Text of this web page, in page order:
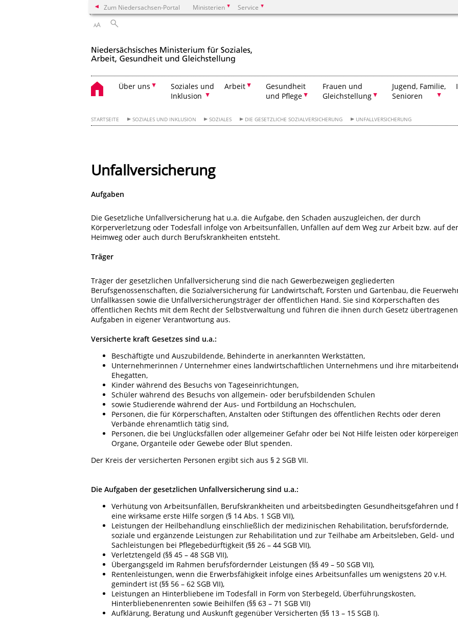
Zum Niedersachsen-Portal Ministerien Service
AA
Über uns
Soziales und
Inklusion
Arbeit
Gesundheit
und Pflege
Frauen und
Gleichstellung
Jugend, Familie,
Senioren
STARTSEITE SOZIALES UND INKLUSION SOZIALES DIE GESETZLICHE SOZIALVERSICHERUNG UNFALLVERSICHERUNG
Unfallversicherung
Aufgaben
Die Gesetzliche Unfallversicherung hat u.a. die Aufgabe, den Schaden auszugleichen, der durch
Körperverletzung oder Todesfall infolge von Arbeitsunfällen, Unfällen auf dem Weg zur Arbeit bzw. auf
Heimweg oder auch durch Berufskrankheiten entsteht.
Träger
Träger der gesetzlichen Unfallversicherung sind die nach Gewerbezweigen gegliederten
Berufsgenossenschaften, die Sozialversicherung für Landwirtschaft, Forsten und Gartenbau, die
Unfallkassen sowie die Unfallversicherungsträger der öffentlichen Hand. Sie sind Körperschaften des
öffentlichen Rechts mit dem Recht der Selbstverwaltung und führen die ihnen durch Gesetz übertragenen
Aufgaben in eigener Verantwortung aus.
Versicherte kraft Gesetzes sind u.a.:
Beschäftigte und Auszubildende, Behinderte in anerkannten Werkstätten,
Unternehmerinnen / Unternehmer eines landwirtschaftlichen Unternehmens und ihre
Ehegatten,
Kinder während des Besuchs von Tageseinrichtungen,
Schüler während des Besuchs von allgemein- oder berufsbildenden Schulen
sowie Studierende während der Aus- und Fortbildung an Hochschulen,
Personen, die für Körperschaften, Anstalten oder Stiftungen des öffentlichen Rechts oder deren
Verbände ehrenamtlich tätig sind,
Personen, die bei Unglücksfällen oder allgemeiner Gefahr oder bei Not Hilfe leisten oder
Organe, Organteile oder Gewebe oder Blut spenden.
Der Kreis der versicherten Personen ergibt sich aus § 2 SGB VII.
Die Aufgaben der gesetzlichen Unfallversicherung sind u.a.:
Verhütung von Arbeitsunfällen, Berufskrankheiten und arbeitsbedingten Gesundheitsgefahren und
eine wirksame erste Hilfe sorgen (§ 14 Abs. 1 SGB VII),
Leistungen der Heilbehandlung einschließlich der medizinischen Rehabilitation, berufsfördernde,
soziale und ergänzende Leistungen zur Rehabilitation und zur Teilhabe am Arbeitsleben, Geld- und
Sachleistungen bei Pflegebedürftigkeit (§§ 26 – 44 SGB VII),
Verletztengeld (§§ 45 – 48 SGB VII),
Übergangsgeld im Rahmen berufsfördernder Leistungen (§§ 49 – 50 SGB VII),
Rentenleistungen, wenn die Erwerbsfähigkeit infolge eines Arbeitsunfalles um wenigstens 20 v.H.
gemindert ist (§§ 56 – 62 SGB VII),
Leistungen an Hinterbliebene im Todesfall in Form von Sterbegeld, Überführungskosten,
Hinterbliebenenrenten sowie Beihilfen (§§ 63 – 71 SGB VII)
Aufklärung, Beratung und Auskunft gegenüber Versicherten (§§ 13 – 15 SGB I).